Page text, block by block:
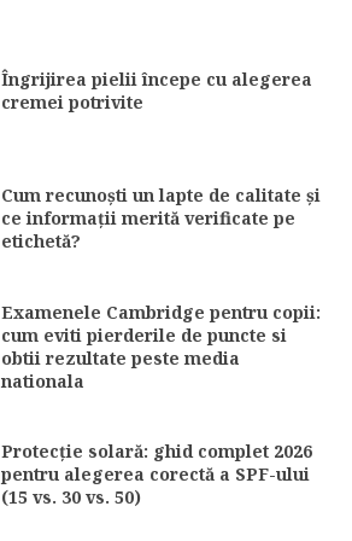
Îngrijirea pielii începe cu alegerea
cremei potrivite
Cum recunoști un lapte de calitate și
ce informații merită verificate pe
etichetă?
Examenele Cambridge pentru copii:
cum eviti pierderile de puncte si
obtii rezultate peste media
nationala
Protecție solară: ghid complet 2026
pentru alegerea corectă a SPF-ului
(15 vs. 30 vs. 50)